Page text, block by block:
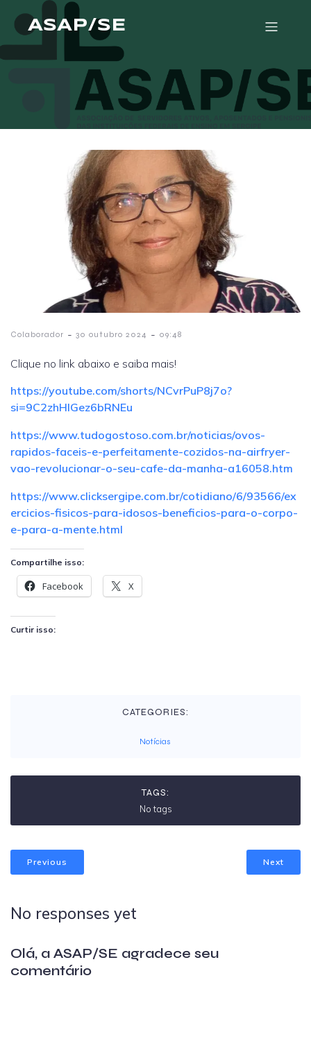
ASAP/SE
Colaborador - 30 outubro 2024 - 09:48
Clique no link abaixo e saiba mais!
https://youtube.com/shorts/NCvrPuP8j7o?
si=9C2zhHlGez6bRNEu
https://www.tudogostoso.com.br/noticias/ovos-
rapidos-faceis-e-perfeitamente-cozidos-na-airfryer-
vao-revolucionar-o-seu-cafe-da-manha-a16058.htm
https://www.clicksergipe.com.br/cotidiano/6/93566/ex
ercicios-fisicos-para-idosos-beneficios-para-o-corpo-
e-para-a-mente.html
Compartilhe isso:
Facebook X
Curtir isso:
CATEGORIES:
Notícias
TAGS:
No tags
Previous Next
No responses yet
Olá, a ASAP/SE agradece seu
comentário